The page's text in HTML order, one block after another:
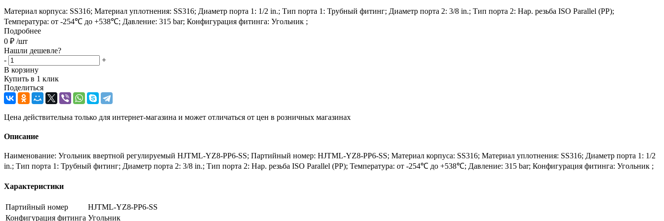
Материал корпуса: SS316; Материал уплотнения: SS316; Диаметр порта 1: 1/2 in.; Тип порта 1: Трубный фитинг; Диаметр порта 2: 3/8 in.; Тип порта 2: Нар. резьба ISO Parallel (PP);
Температура: от -254℃ до +538℃; Давление: 315 bar; Конфигурация фитинга: Угольник ;
Подробнее
0 ₽ /шт
Нашли дешевле?
-
+
В корзину
Купить в 1 клик
Поделиться
Цена действительна только для интернет-магазина и может отличаться от цен в розничных магазинах
Описание
Наименование: Угольник ввертной регулируемый HJTML-YZ8-PP6-SS; Партийный номер: HJTML-YZ8-PP6-SS; Материал корпуса: SS316; Материал уплотнения: SS316; Диаметр порта 1: 1/2
in.; Тип порта 1: Трубный фитинг; Диаметр порта 2: 3/8 in.; Тип порта 2: Нар. резьба ISO Parallel (PP); Температура: от -254℃ до +538℃; Давление: 315 bar; Конфигурация фитинга: Угольник ;
Характеристики
Партийный номер
HJTML-YZ8-PP6-SS
Конфигурация фитинга Угольник